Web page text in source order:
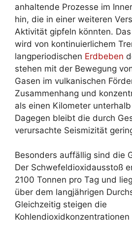
anhaltende Prozesse im
hin, die in einer weiteren
Aktivität gipfeln könnten.
wird von kontinuierlichem
langperiodischen Erdbeben
stehen mit der Bewegung
Gasen im vulkanischen
Zusammenhang und
als einen Kilometer
Dagegen bleibt die durch
verursachte Seismizität
Besonders auffällig sind die
Der Schwefeldioxidausstoß
2100 Tonnen pro Tag und
über dem langjährigen
Gleichzeitig steigen die